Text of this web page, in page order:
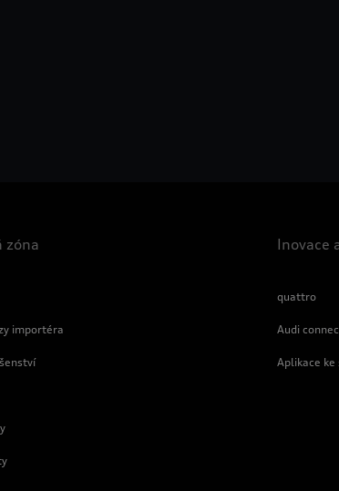
zóna
importéra
Inovace
quattro
Audi
Aplikace ke